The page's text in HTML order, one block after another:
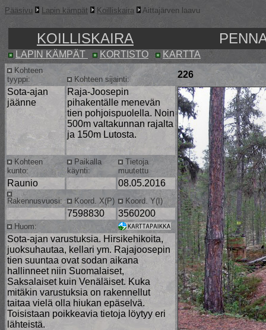
Pääsivu Lapin kämpät Koilliskaira Aittajärven laavu
KOILLISKAIRA
LAPIN KÄMPÄT KORTISTO KARTTA
Kohteen
tyyppi:
Kohteen sijainti:
226
Sota-ajan
jäänne
Raja-Joosepin
pihakentälle menevän
tien pohjoispuolella. Noin
500m valtakunnan rajalta
ja 150m Lutosta.
Kohteen
kunto:
Paikalla
käynti:
Tietoja
muutettu
Raunio 08.05.2016
Rakennusvuosi: Koord. X(P) Koord. Y(I)
7598830 3560200
Huom:
Sota-ajan varustuksia. Hirsikehikoita,
juoksuhautaa, kellari ym. Rajajoosepin
tien suuntaa ovat sodan aikana
hallinneet niin Suomalaiset,
Saksalaiset kuin Venäläiset. Kuka
mitäkin varustuksia on rakennellut
taitaa vielä olla hiukan epäselvä.
Toisistaan poikkeavia tietoja löytyy eri
lähteistä.